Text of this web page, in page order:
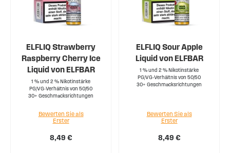
ELFLIQ Strawberry
Raspberry Cherry Ice
Liquid von ELFBAR
1 % und 2 % Nikotinstärke
PG/VG-Verhältnis von 50/50
30+ Geschmacksrichtungen
8,49 €
Bewerten Sie als
Erster
ELFLIQ Sour Apple
Liquid von ELFBAR
1 % und 2 % Nikotinstärke
PG/VG-Verhältnis von 50/50
30+ Geschmacksrichtungen
8,49 €
Bewerten Sie als
Erster